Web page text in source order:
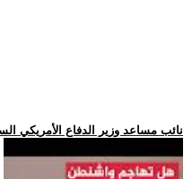
.. نائب مساعد وزير الدفاع الأمريكي